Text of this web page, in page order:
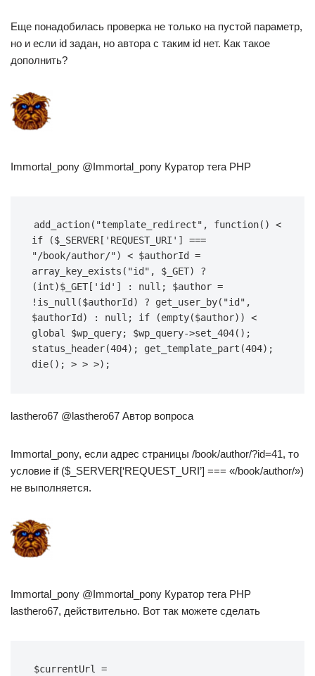
Еще понадобилась проверка не только на пустой параметр,
но и если id задан, но автора с таким id нет. Как такое
дополнить?
Immortal_pony @Immortal_pony Куратор тега PHP
add_action("template_redirect", function() <
if ($_SERVER['REQUEST_URI'] ===
"/book/author/") < $authorId =
array_key_exists("id", $_GET) ?
(int)$_GET['id'] : null; $author =
!is_null($authorId) ? get_user_by("id",
$authorId) : null; if (empty($author)) <
global $wp_query; $wp_query->set_404();
status_header(404); get_template_part(404);
die(); > > >);
lasthero67 @lasthero67 Автор вопроса
Immortal_pony, если адрес страницы /book/author/?id=41, то
условие if ($_SERVER[‘REQUEST_URI’] === «/book/author/»)
не выполняется.
Immortal_pony @Immortal_pony Куратор тега PHP
lasthero67, действительно. Вот так можете сделать
$currentUrl =